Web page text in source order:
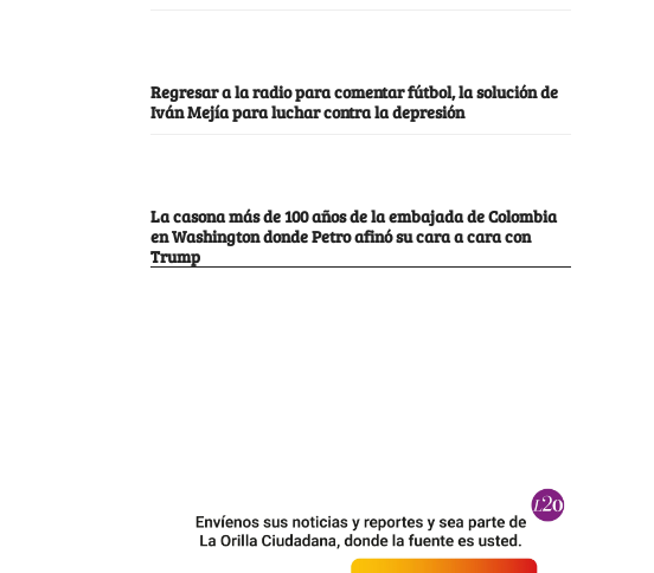
Regresar a la radio para comentar fútbol, la solución de
Iván Mejía para luchar contra la depresión
La casona más de 100 años de la embajada de Colombia
en Washington donde Petro afinó su cara a cara con
Trump